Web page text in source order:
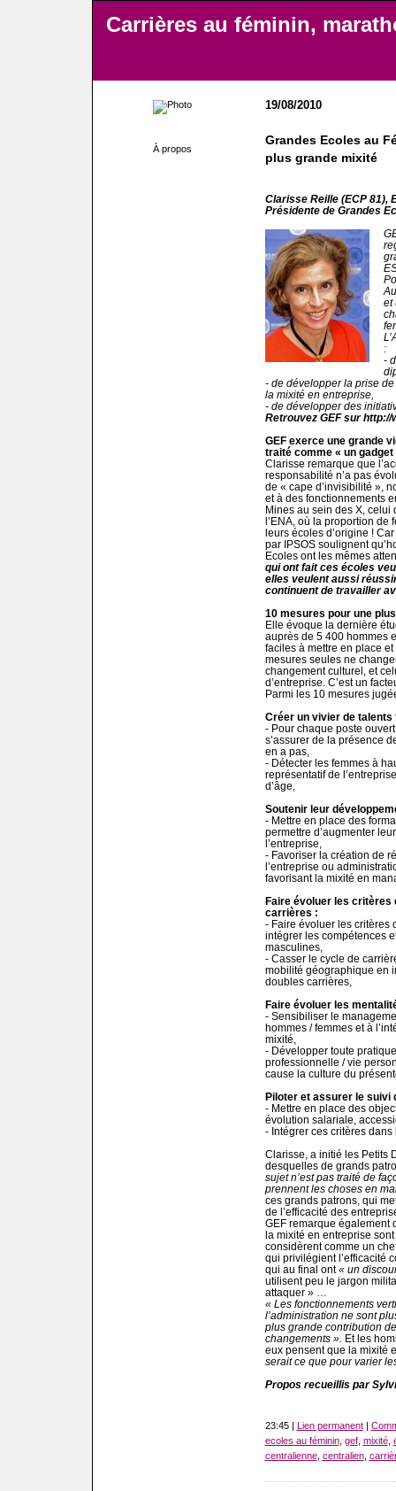
Carrières au féminin,
À propos
19/08/2010
Grandes Ecoles au
plus grande mixité
Clarisse Reille (ECP 81),
Présidente de Grandes
et
:
-
- de développer la prise
la mixité en entreprise,
- de développer des
Retrouvez GEF sur
GEF exerce une grande
traité comme « un gadget
Clarisse remarque que
responsabilité n’a pas
de « cape d’invisibilité »,
et à des fonctionnements
Mines au sein des X, celui
l’ENA, où la proportion de
leurs écoles d’origine !
par IPSOS soulignent
Ecoles ont les mêmes
qui ont fait ces écoles
elles veulent aussi
continuent de travailler
10 mesures pour une
Elle évoque la dernière
auprès de 5 400 hommes
faciles à mettre en place
mesures seules ne
changement culturel, et
d’entreprise. C’est un
Parmi les 10 mesures
Créer un vivier de talents
- Pour chaque poste
s’assurer de la présence
en a pas,
- Détecter les femmes à
représentatif de
d’âge,
Soutenir leur
- Mettre en place des
permettre d’augmenter
l’entreprise,
- Favoriser la création de
l’entreprise ou
favorisant la mixité en
Faire évoluer les critères
carrières :
- Faire évoluer les critères
intégrer les compétences
masculines,
- Casser le cycle de
mobilité géographique en
doubles carrières,
Faire évoluer les
- Sensibiliser le
hommes / femmes et à
mixité,
- Développer toute
professionnelle / vie
cause la culture du
Piloter et assurer le suivi
- Mettre en place des
évolution salariale,
- Intégrer ces critères
Clarisse, a initié les Petits
desquelles de grands
sujet n’est pas traité de
prennent les choses en
ces grands patrons, qui
de l’efficacité des
GEF remarque également
la mixité en entreprise
considèrent comme un
qui privilégient l’efficacité
qui au final ont« un
utilisent peu le jargon
attaquer » …
« Les fonctionnements
l’administration ne sont
plus grande contribution
changements ». Et les
eux pensent que la mixité
serait ce que pour varier
Propos recueillis par
23:45 | Lien permanent|
ecoles au féminin, gef, mixité,
centralienne, centralien,